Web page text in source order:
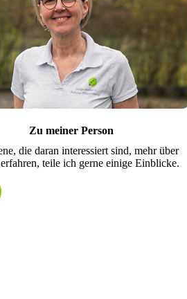
Zu meiner Person
die daran interessiert sind, mehr über
teile ich gerne einige Einblicke.